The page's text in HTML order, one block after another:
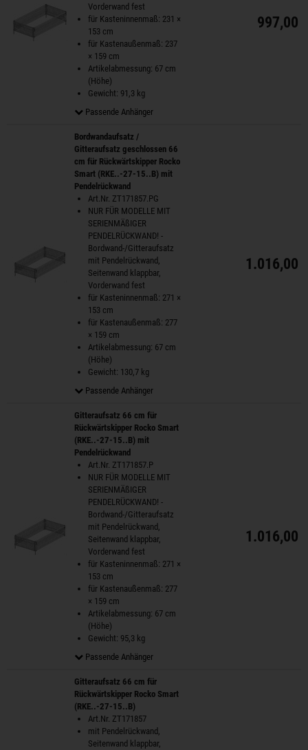
Vorderwand fest
für Kasteninnenmaß: 231 ×
153 cm
für Kastenaußenmaß: 237
× 159 cm
Artikelabmessung: 67 cm
(Höhe)
Gewicht: 91,3 kg
Passende Anhänger
997,00
Bordwandaufsatz /
Gitteraufsatz geschlossen 66
cm für Rückwärtskipper Rocko
Smart (RKE..-27-15..B) mit
Pendelrückwand
Art.Nr. ZT171857.PG
NUR FÜR MODELLE MIT
SERIENMÄßIGER
PENDELRÜCKWAND! -
Bordwand-/Gitteraufsatz
mit Pendelrückwand,
Seitenwand klappbar,
Vorderwand fest
für Kasteninnenmaß: 271 ×
153 cm
für Kastenaußenmaß: 277
× 159 cm
Artikelabmessung: 67 cm
(Höhe)
Gewicht: 130,7 kg
Passende Anhänger
1.016,00
Gitteraufsatz 66 cm für
Rückwärtskipper Rocko Smart
(RKE..-27-15..B) mit
Pendelrückwand
Art.Nr. ZT171857.P
NUR FÜR MODELLE MIT
SERIENMÄßIGER
PENDELRÜCKWAND! -
Bordwand-/Gitteraufsatz
mit Pendelrückwand,
Seitenwand klappbar,
Vorderwand fest
für Kasteninnenmaß: 271 ×
153 cm
für Kastenaußenmaß: 277
× 159 cm
Artikelabmessung: 67 cm
(Höhe)
Gewicht: 95,3 kg
Passende Anhänger
1.016,00
Gitteraufsatz 66 cm für
Rückwärtskipper Rocko Smart
(RKE..-27-15..B)
Art.Nr. ZT171857
mit Pendelrückwand,
Seitenwand klappbar,